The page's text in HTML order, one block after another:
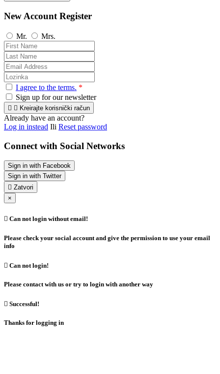
New Account Register
Mr. Mrs.
I agree to the terms. *
Sign up for our newsletter
  Kreirajte korisnički račun
Already have an account?
Log in instead Ili Reset password
Connect with Social Networks
Sign in with Facebook
Sign in with Twitter
 Zatvori
×
 Can not login without email!
Please check your social account and give the permission to use your email
info
 Can not login!
Please contact with us or try to login with another way
 Successful!
Thanks for logging in